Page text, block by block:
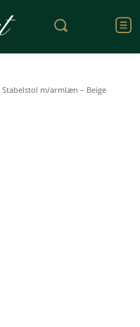
Stabelstol m/armlæn – Beige